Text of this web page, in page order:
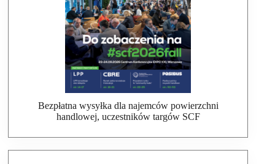
Bezpłatna wysyłka dla najemców powierzchni
handlowej, uczestników targów SCF